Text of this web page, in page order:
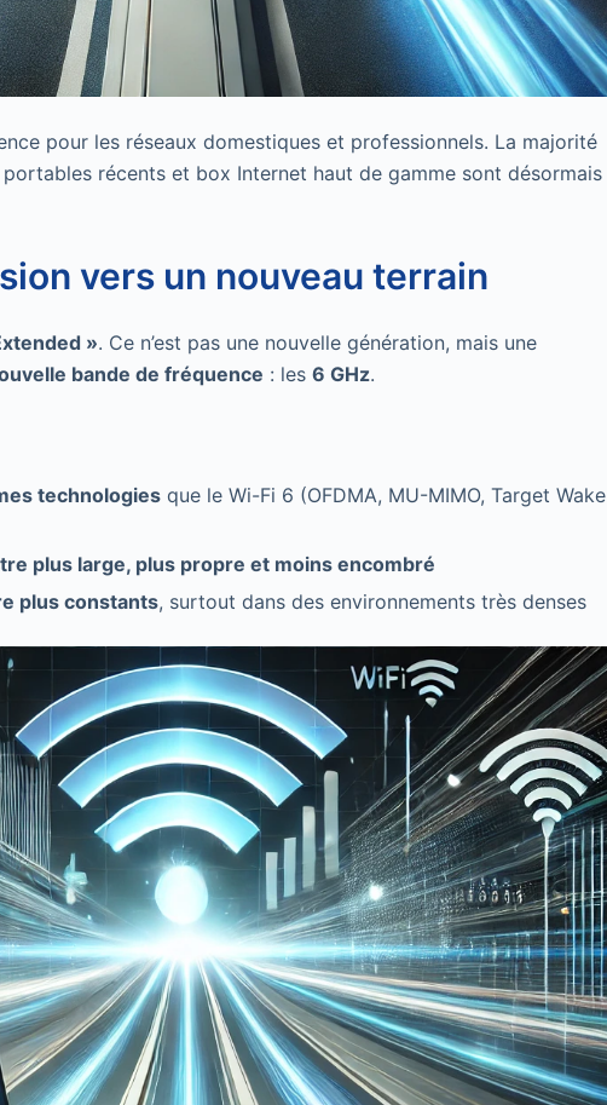
pour les réseaux domestiques et professionnels. La majorité
récents et box Internet haut de gamme sont désormais
vers un nouveau terrain
». Ce n’est pas une nouvelle génération, mais une
bande de fréquence : les 6 GHz.
technologies que le Wi-Fi 6 (OFDMA, MU-MIMO, Target Wake
plus large, plus propre et moins encombré
plus constants, surtout dans des environnements très denses